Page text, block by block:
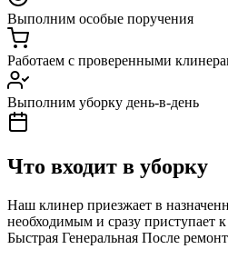
Выполним особые поручения
Работаем с проверенными
Выполним уборку день-в-день
Что входит в уборку
Наш клинер приезжает в
необходимым и сразу приступает к
Быстрая Генеральная После